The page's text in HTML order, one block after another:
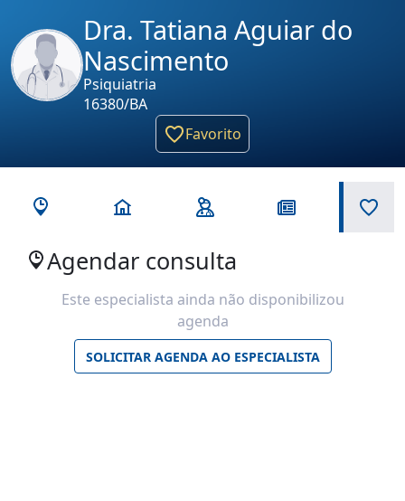
Dra. Tatiana Aguiar do
Nascimento
Psiquiatria
16380/BA
Favorito
Agendar consulta